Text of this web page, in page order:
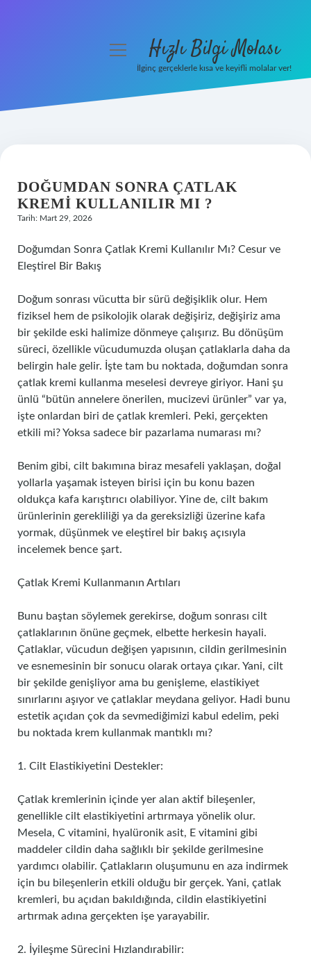
Hakkımızda
menüyüHızlı Bilgi Molası
İlginç gerçeklerle kısa ve keyifli molalar ver!
DOĞUMDAN SONRA ÇATLAK
KREMI KULLANILIR MI ?
Tarih: Mart 29, 2026
Doğumdan Sonra Çatlak Kremi Kullanılır Mı? Cesur ve
Eleştirel Bir Bakış
Doğum sonrası vücutta bir sürü değişiklik olur. Hem
fiziksel hem de psikolojik olarak değişiriz, değişiriz ama
bir şekilde eski halimize dönmeye çalışırız. Bu dönüşüm
süreci, özellikle vücudumuzda oluşan çatlaklarla daha da
belirgin hale gelir. İşte tam bu noktada, doğumdan sonra
çatlak kremi kullanma meselesi devreye giriyor. Hani şu
ünlü “bütün annelere önerilen, mucizevi ürünler” var ya,
işte onlardan biri de çatlak kremleri. Peki, gerçekten
etkili mi? Yoksa sadece bir pazarlama numarası mı?
Benim gibi, cilt bakımına biraz mesafeli yaklaşan, doğal
yollarla yaşamak isteyen birisi için bu konu bazen
oldukça kafa karıştırıcı olabiliyor. Yine de, cilt bakım
ürünlerinin gerekliliği ya da gereksizliği üzerine kafa
yormak, düşünmek ve eleştirel bir bakış açısıyla
incelemek bence şart.
Çatlak Kremi Kullanmanın Artıları
Bunu baştan söylemek gerekirse, doğum sonrası cilt
çatlaklarının önüne geçmek, elbette herkesin hayali.
Çatlaklar, vücudun değişen yapısının, cildin gerilmesinin
ve esnemesinin bir sonucu olarak ortaya çıkar. Yani, cilt
bir şekilde genişliyor ama bu genişleme, elastikiyet
sınırlarını aşıyor ve çatlaklar meydana geliyor. Hadi bunu
estetik açıdan çok da sevmediğimizi kabul edelim, peki
bu noktada krem kullanmak mantıklı mı?
1. Cilt Elastikiyetini Destekler:
Çatlak kremlerinin içinde yer alan aktif bileşenler,
genellikle cilt elastikiyetini artırmaya yönelik olur.
Mesela, C vitamini, hyalüronik asit, E vitamini gibi
maddeler cildin daha sağlıklı bir şekilde gerilmesine
yardımcı olabilir. Çatlakların oluşumunu en aza indirmek
için bu bileşenlerin etkili olduğu bir gerçek. Yani, çatlak
kremleri, bu açıdan bakıldığında, cildin elastikiyetini
artırmak adına gerçekten işe yarayabilir.
2. İyileşme Sürecini Hızlandırabilir: